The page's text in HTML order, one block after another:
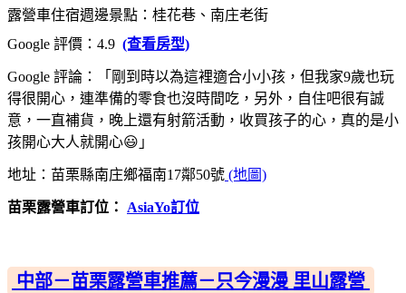
露營車住宿週邊景點：桂花巷、南庄老街
Google 評價：4.9 (查看房型)
Google 評論：「剛到時以為這裡適合小小孩，但我家9歲也玩
得很開心，連準備的零食也沒時間吃，另外，自住吧很有誠
意，一直補貨，晚上還有射箭活動，收買孩子的心，真的是小
孩開心大人就開心😃」
地址：苗栗縣南庄鄉福南17鄰50號 (地圖)
苗栗露營車訂位： AsiaYo訂位
中部－苗栗露營車推薦－只今漫漫 里山露營